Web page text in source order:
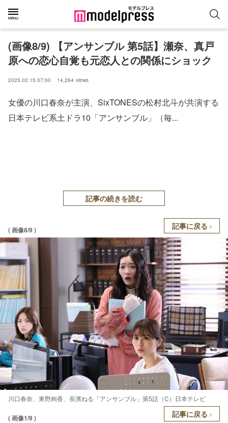
(画像8/9) 【アンサンブル 第5話】瀬奈、真戸
原への恋心自覚も元恋人との関係にショック
2025.02.15 07:00 14,264 views
女優の川口春奈が主演、SixTONESの松村北斗が共演する
日本テレビ系土ドラ10「アンサンブル」（毎...
記事の続きを読む
( 画像8/9 ) 記事に戻る
川口春奈、東野絢香、長濱ねる「アンサンブル」第5話（C）日本テレビ
( 画像1/9 ) 記事に戻る